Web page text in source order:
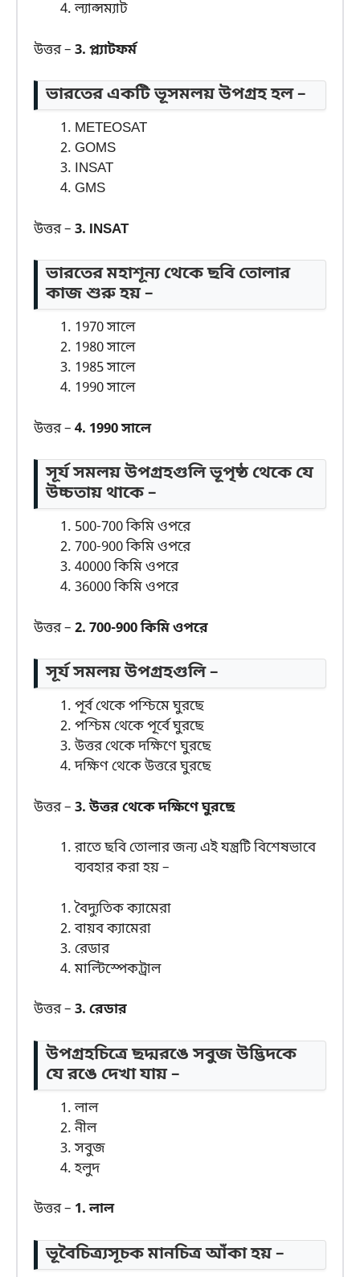
ল্যান্সম্যাট
উত্তর – 3. প্ল্যাটফর্ম
ভারতের একটি ভূসমলয় উপগ্রহ হল –
METEOSAT
GOMS
INSAT
GMS
উত্তর – 3. INSAT
ভারতের মহাশূন্য থেকে ছবি তোলার
কাজ শুরু হয় –
1970 সালে
1980 সালে
1985 সালে
1990 সালে
উত্তর – 4. 1990 সালে
সূর্য সমলয় উপগ্রহগুলি ভূপৃষ্ঠ থেকে যে
উচ্চতায় থাকে –
500-700 কিমি ওপরে
700-900 কিমি ওপরে
40000 কিমি ওপরে
36000 কিমি ওপরে
উত্তর – 2. 700-900 কিমি ওপরে
সূর্য সমলয় উপগ্রহগুলি –
পূর্ব থেকে পশ্চিমে ঘুরছে
পশ্চিম থেকে পূর্বে ঘুরছে
উত্তর থেকে দক্ষিণে ঘুরছে
দক্ষিণ থেকে উত্তরে ঘুরছে
উত্তর – 3. উত্তর থেকে দক্ষিণে ঘুরছে
রাতে ছবি তোলার জন্য এই যন্ত্রটি বিশেষভাবে
ব্যবহার করা হয় –
বৈদ্যুতিক ক্যামেরা
বায়ব ক্যামেরা
রেডার
মাল্টিস্পেকট্রাল
উত্তর – 3. রেডার
উপগ্রহচিত্রে ছদ্মরঙে সবুজ উদ্ভিদকে
যে রঙে দেখা যায় –
লাল
নীল
সবুজ
হলুদ
উত্তর – 1. লাল
ভূবৈচিত্র্যসূচক মানচিত্র আঁকা হয় –